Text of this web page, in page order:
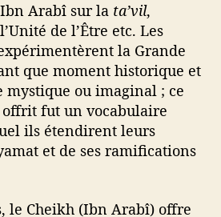
Arabî sur la ta’vil,
de l’Être etc. Les
la Grande
que moment historique et
mystique ou imaginal ; ce
fut un vocabulaire
ils étendirent leurs
et de ses ramifications
le Cheikh (Ibn Arabî) offre